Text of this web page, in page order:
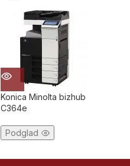
Konica Minolta bizhub
C364e
Podglad